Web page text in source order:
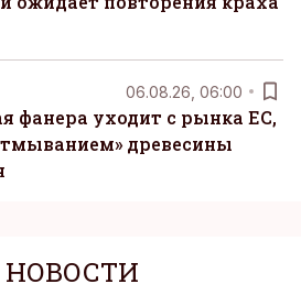
06.08.26, 06:00
фанера уходит с рынка ЕС,
древесины